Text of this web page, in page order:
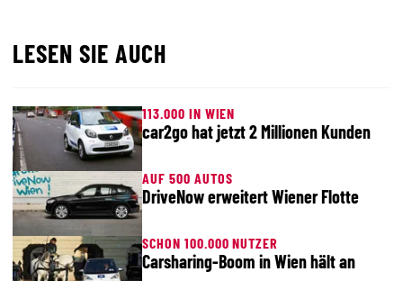
LESEN SIE AUCH
113.000 IN WIEN
car2go hat jetzt 2 Millionen Kunden
AUF 500 AUTOS
DriveNow erweitert Wiener Flotte
SCHON 100.000 NUTZER
Carsharing-Boom in Wien hält an